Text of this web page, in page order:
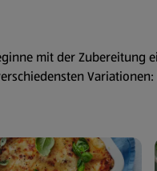
mit der Zubereitung
Variationen: